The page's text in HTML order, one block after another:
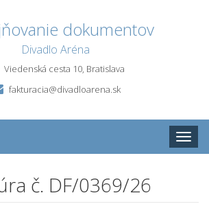
dokumentov
Divadlo Aréna
Viedenská cesta 10, Bratislava
fakturacia@divadloarena.sk
Toggle
č. DF/0369/26